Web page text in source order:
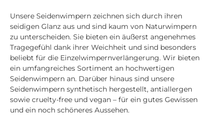
Unsere Seidenwimpern zeichnen sich durch ihren
seidigen Glanz aus und sind kaum von Naturwimpern
zu unterscheiden. Sie bieten ein äußerst angenehmes
Tragegefühl dank ihrer Weichheit und sind besonders
beliebt für die Einzelwimpernverlängerung. Wir bieten
ein umfangreiches Sortiment an hochwertigen
Seidenwimpern an. Darüber hinaus sind unsere
Seidenwimpern synthetisch hergestellt, antiallergen
sowie cruelty-free und vegan – für ein gutes Gewissen
und ein noch schöneres Aussehen.